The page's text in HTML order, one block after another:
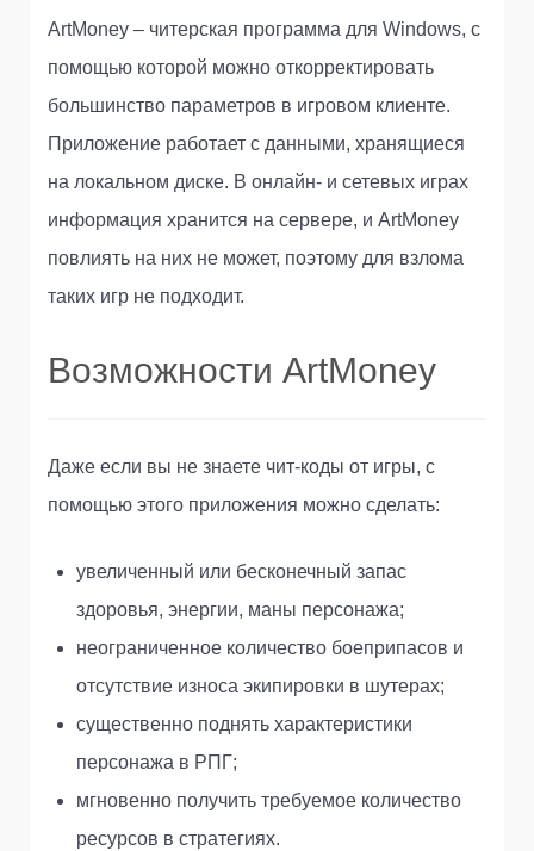
ArtMoney – читерская программа для Windows, с
помощью которой можно откорректировать
большинство параметров в игровом клиенте.
Приложение работает с данными, хранящиеся
на локальном диске. В онлайн- и сетевых играх
информация хранится на сервере, и ArtMoney
повлиять на них не может, поэтому для взлома
таких игр не подходит.
Возможности ArtMoney
Даже если вы не знаете чит-коды от игры, с
помощью этого приложения можно сделать:
увеличенный или бесконечный запас
здоровья, энергии, маны персонажа;
неограниченное количество боеприпасов и
отсутствие износа экипировки в шутерах;
существенно поднять характеристики
персонажа в РПГ;
мгновенно получить требуемое количество
ресурсов в стратегиях.